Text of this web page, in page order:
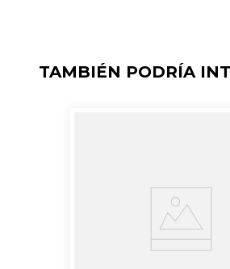
TAMBIÉN PODRÍA